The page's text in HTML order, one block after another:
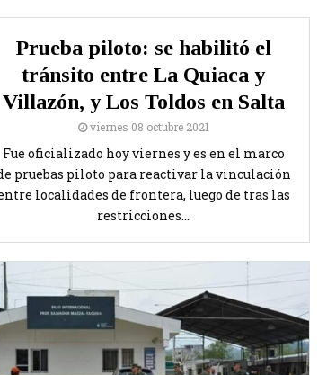
Prueba piloto: se habilitó el
tránsito entre La Quiaca y
Villazón, y Los Toldos en Salta
viernes 08 octubre 2021
Fue oficializado hoy viernes y es en el marco
pruebas piloto para reactivar la vinculación
localidades de frontera, luego de tras las
restricciones...